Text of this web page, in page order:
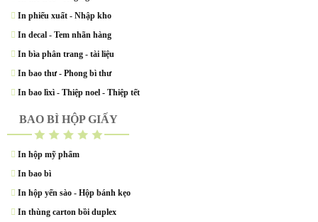
In phiếu xuất - Nhập kho
In decal - Tem nhãn hàng
In bìa phân trang - tài liệu
In bao thư - Phong bì thư
In bao lìxì - Thiệp noel - Thiệp tết
BAO BÌ HỘP GIẤY
In hộp mỹ phẩm
In bao bì
In hộp yến sào - Hộp bánh kẹo
In thùng carton bồi duplex